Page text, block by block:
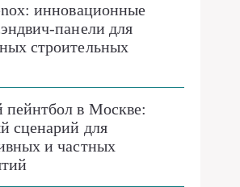
инновационные
панели для
строительных
пейнтбол в Москве:
сценарий для
и частных